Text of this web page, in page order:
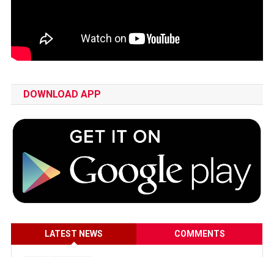
DOWNLOAD APP
LATEST NEWS COMMENTS